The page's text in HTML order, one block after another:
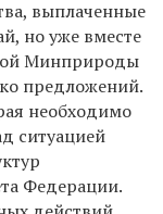
выплаченные
но уже вместе
Минприроды
предложений.
необходимо
ситуацией
Федерации.